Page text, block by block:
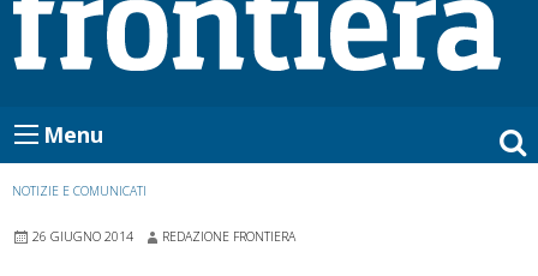
Menu
NOTIZIE E COMUNICATI
26 GIUGNO 2014 REDAZIONE FRONTIERA